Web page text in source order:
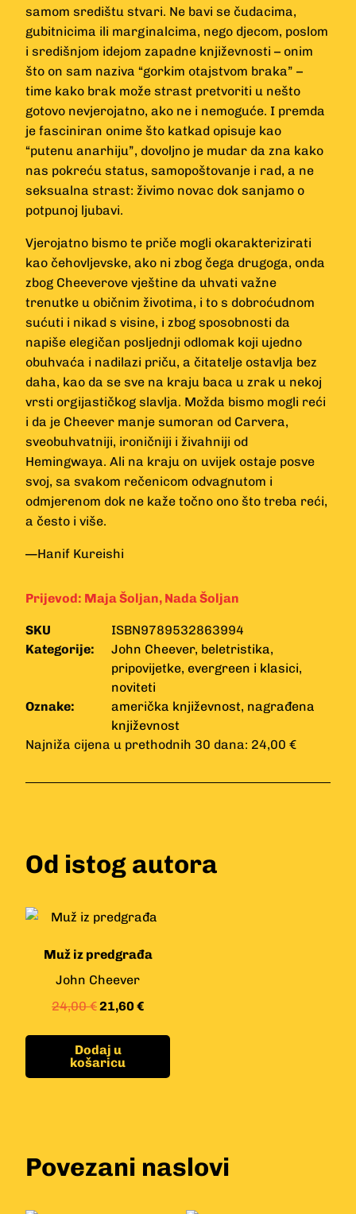
samom središtu stvari. Ne bavi se čudacima,
gubitnicima ili marginalcima, nego djecom, poslom
i središnjom idejom zapadne književnosti – onim
što on sam naziva “gorkim otajstvom braka” –
time kako brak može strast pretvoriti u nešto
gotovo nevjerojatno, ako ne i nemoguće. I premda
je fasciniran onime što katkad opisuje kao
“putenu anarhiju”, dovoljno je mudar da zna kako
nas pokreću status, samopoštovanje i rad, a ne
seksualna strast: živimo novac dok sanjamo o
potpunoj ljubavi.
Vjerojatno bismo te priče mogli okarakterizirati
kao čehovljevske, ako ni zbog čega drugoga, onda
zbog Cheeverove vještine da uhvati važne
trenutke u običnim životima, i to s dobroćudnom
sućuti i nikad s visine, i zbog sposobnosti da
napiše elegičan posljednji odlomak koji ujedno
obuhvaća i nadilazi priču, a čitatelje ostavlja bez
daha, kao da se sve na kraju baca u zrak u nekoj
vrsti orgijastičkog slavlja. Možda bismo mogli reći
i da je Cheever manje sumoran od Carvera,
sveobuhvatniji, ironičniji i živahniji od
Hemingwaya. Ali na kraju on uvijek ostaje posve
svoj, sa svakom rečenicom odvagnutom i
odmjerenom dok ne kaže točno ono što treba reći,
a često i više.
—Hanif Kureishi
Prijevod: Maja Šoljan, Nada Šoljan
SKU
ISBN9789532863994
Kategorije:
John Cheever, beletristika,
pripovijetke, evergreen i klasici,
noviteti
Oznake:
američka književnost, nagrađena
književnost
Najniža cijena u prethodnih 30 dana: 24,00 €
Od istog autora
Muž iz predgrađa
John Cheever
24,00€21,60 €
Dodaj u
košaricu
Povezani naslovi